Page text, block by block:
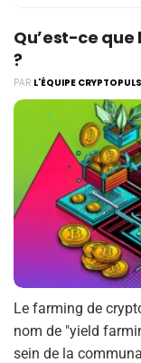
Quʼest-ce
?
PAR L'ÉQUIPE
Le farming de
nom de "yield
sein de la